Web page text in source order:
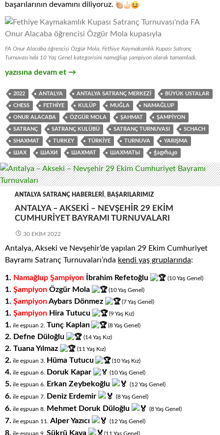
başarılarının devamını diliyoruz.
FA Onur Alacaba öğrencisi Özgür Mola, Fethiye Kaymakamlık Kupası Satranç
Turnuvası’nda 10 Yaş Genel kategorisini namağlup şampiyon olarak tamamladı.
Fethiye Kaymakamlık Kupası Satranç Turnuvası
yazısına devam et →
2022 ANTALYA ANTALYA SATRANÇ MERKEZI BÜYÜK USTALAR
CHESS FETHIYE KULÜP MUĞLA NAMAĞLUP
ONUR ALACABA ÖZGÜR MOLA ŞAHMAT ŞAMPIYON
SATRANÇ SATRANÇ KULÜBÜ SATRANÇ TURNUVASI SCHACH
SHAXMAT TURKEY TÜRKIYE TURNUVA YARIŞMA
ШАХ ШАХИ ШАХМАТ ШАХМАТЫ ᲭᲐᲓᲠᲐᲙᲘ
ANTALYA SATRANÇ HABERLERI , BAŞARILARIMIZ
ANTALYA – AKSEKI – NEVŞEHIR 29 EKIM
CUMHURIYET BAYRAMI TURNUVALARI
30 EKIM 2022
Antalya, Akseki ve Nevşehir’de yapılan 29 Ekim Cumhuriyet
Bayramı Satranç Turnuvaları’nda kendi yaş gruplarında:
1. Namağlup Şampiyon İbrahim Refetoğlu (10Yaş Genel)
1. Şampiyon Özgür Mola (10Yaş Genel)
1. ŞampiyonAybars Dönmez (7Yaş Genel)
1. Şampiyon Hira Tutucu (9Yaş Kız)
1. ile eşpuan 2. Tunç Kaplan (8Yaş Genel)
2. Defne Düloğlu (14Yaş Kız)
2. Tuana Yılmaz (11 Yaş Kız)
2. ile eşpuan 3. Hüma Tutucu (10Yaş Kız)
4. ile eşpuan 6. Doruk Kapar (10Yaş Genel)
5. ile eşpuan 6. Erkan Zeybekoğlu (12 Yaş Genel)
6. ile eşpuan 7. Deniz Erdemir (8Yaş Genel)
6. ile eşpuan 8. Mehmet Doruk Düloğlu (8Yaş Genel)
7. ile eşpuan 11. Alper Yazıcı (12 Yaş Genel)
8. ile eşpuan 9. Şükrü Kaya (11 Yaş Genel)